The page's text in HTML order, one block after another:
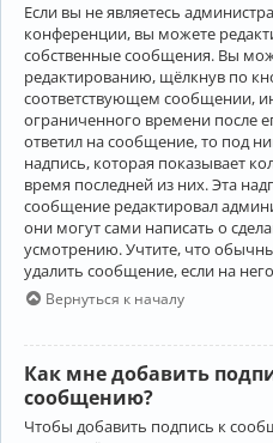
Если вы не являетесь
конференции, вы можете
собственные сообщения. Вы
редактированию, щёлкнув по
соответствующем сообщении,
ограниченного времени после
ответил на сообщение, то под
надпись, которая показывает
время последней из них. Эта
сообщение редактировал
они могут сами написать о
усмотрению. Учтите, что
удалить сообщение, если на
Вернуться к началу
Как мне добавить
сообщению?
Чтобы добавить подпись к